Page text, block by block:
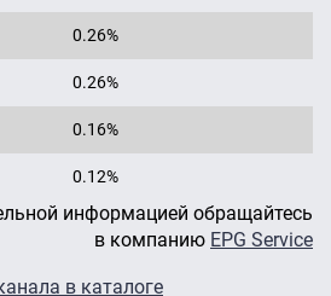
0.26%
0.26%
0.16%
0.12%
информацией обращайтесь
в компанию EPG Service
в каталоге